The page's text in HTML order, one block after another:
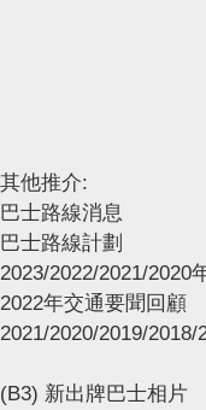
其他推介:
巴士路線消息
巴士路線計劃
2023/2022/2021/2020
2022年交通要聞回顧
2021/2020/2019/
(B3) 新出牌巴士相片